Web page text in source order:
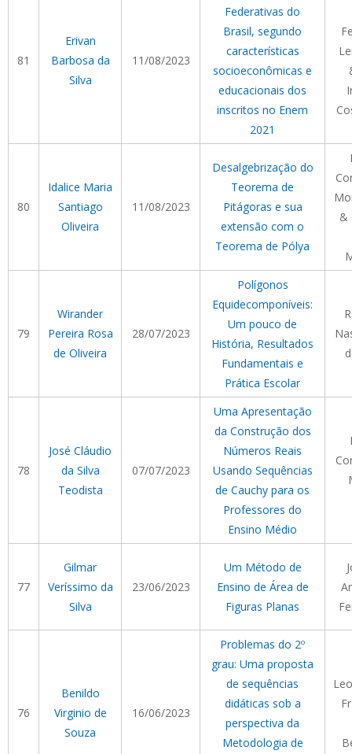
81
Erivan
Barbosa da
Silva
11/08/2023
Federativas do
Brasil, segundo
características
socioeconômicas e
educacionais dos
inscritos no Enem
2021
80
Idalice Maria
Santiago
Oliveira
11/08/2023
Desalgebrização do
Teorema de
Pitágoras e sua
extensão com o
Teorema de Pólya
&
79
Wirander
Pereira Rosa
de Oliveira
28/07/2023
Polígonos
Equidecomponíveis:
Um pouco de
História, Resultados
Fundamentais e
Prática Escolar
78
José Cláudio
da Silva
Teodista
07/07/2023
Uma Apresentação
da Construção dos
Números Reais
Usando Sequências
de Cauchy para os
Professores do
Ensino Médio
77
Gilmar
Veríssimo da
Silva
23/06/2023
Um Método de
Ensino de Área de
Figuras Planas
76
Benildo
Virginio de
Souza
16/06/2023
Problemas do 2º
grau: Uma proposta
de sequências
didáticas sob a
perspectiva da
Metodologia de